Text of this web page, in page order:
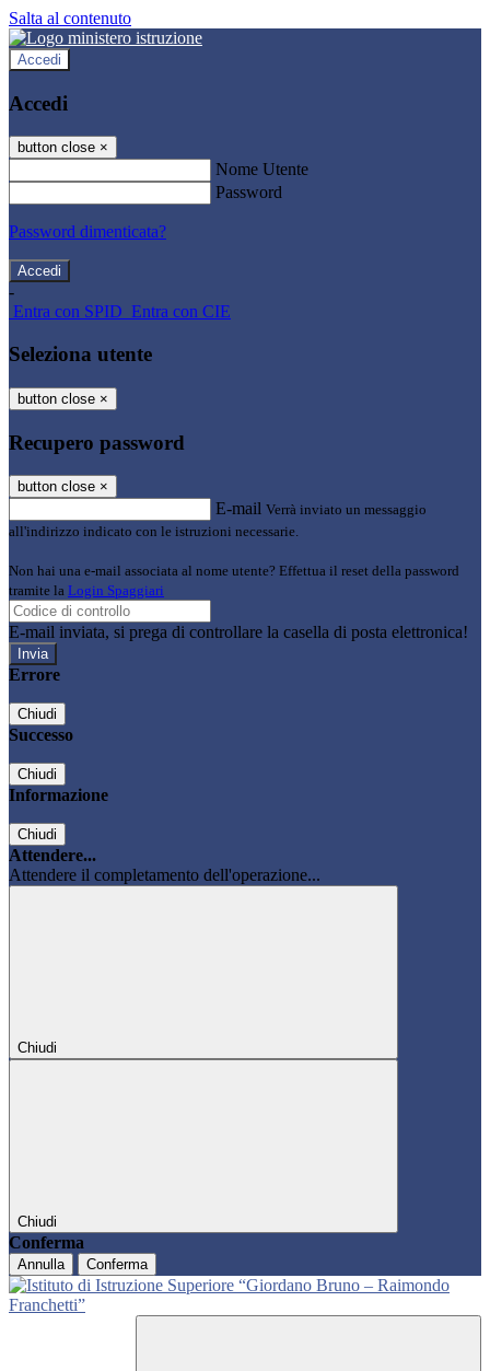
Salta al contenuto
Accedi
Accedi
button close ×
Nome Utente
Password
Password dimenticata?
-
Entra con SPID Entra con CIE
Seleziona utente
button close ×
Recupero password
button close ×
E-mail Verrà inviato un messaggio
all'indirizzo indicato con le istruzioni necessarie.
Non hai una e-mail associata al nome utente? Effettua il reset della password
tramite la Login Spaggiari
E-mail inviata, si prega di controllare la casella di posta elettronica!
Errore
Chiudi
Successo
Chiudi
Informazione
Chiudi
Attendere...
Attendere il completamento dell'operazione...
Chiudi
Chiudi
Conferma
Annulla Conferma